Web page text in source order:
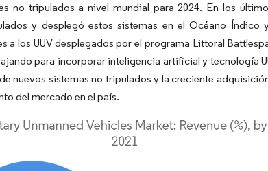
no tripulados a nivel mundial para 2024. En los
y desplegó estos sistemas en el Océano Índico
a los UUV desplegados por el programa Littoral
para incorporar inteligencia artificial y tecnología
nuevos sistemas no tripulados y la creciente
del mercado en el país.